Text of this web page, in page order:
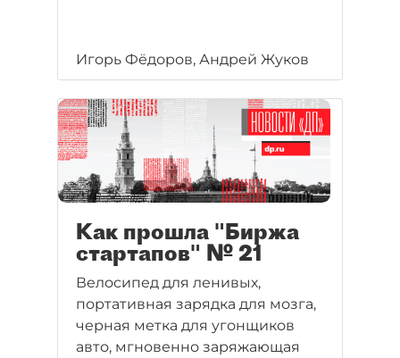
Игорь Фёдоров, Андрей Жуков
Как прошла "Биржа
стартапов" № 21
Велосипед для ленивых,
портативная зарядка для мозга,
черная метка для угонщиков
авто, мгновенно заряжающая